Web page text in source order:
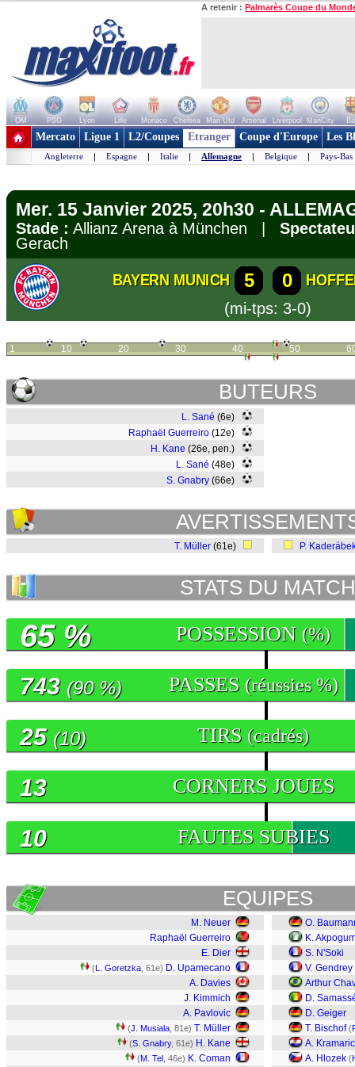
A retenir : Palmarès Coupe du
OM PSG Lyon Lille Monaco Chelsea Man Utd Arsenal Liverpool ManCity
+ de clubs
Mercato Ligue 1 L2/Coupes Etranger Coupe d'Europe Les
Angleterre | Espagne | Italie | Allemagne | Belgique | Pays-Bas
Mer. 15 Janvier 2025, 20h30 -
Stade : Allianz Arena à München |
Gerach
BAYERN MUNICH 5 0
(mi-tps: 3-0)
1 10 20 30 40 50
BUTEURS
L. Sané (6e)
Raphaël Guerreiro (12e)
H. Kane (26e, pen.)
L. Sané (48e)
S. Gnabry (66e)
T. Müller (61e) P.
STATS DU MATCH
POSSESSION (%)
65 %
PASSES (réussies %)
743 (90 %)
TIRS (cadrés)
25 (10)
CORNERS JOUES
13
FAUTES SUBIES
10
EQUIPES
M. Neuer
Raphaël Guerreiro
E. Dier
(L. Goretzka , 61e) D. Upamecano
A. Davies
J. Kimmich
A. Pavlovic
(J. Musiala , 81e) T. Müller
(S. Gnabry, 61e) H. Kane
(M. Tel , 46e) K. Coman
O.
K.
S. N'Soki
V. Gendrey
Arthur
D.
D. Geiger
T. Bischof (
A. Kramaric
A. Hlozek (